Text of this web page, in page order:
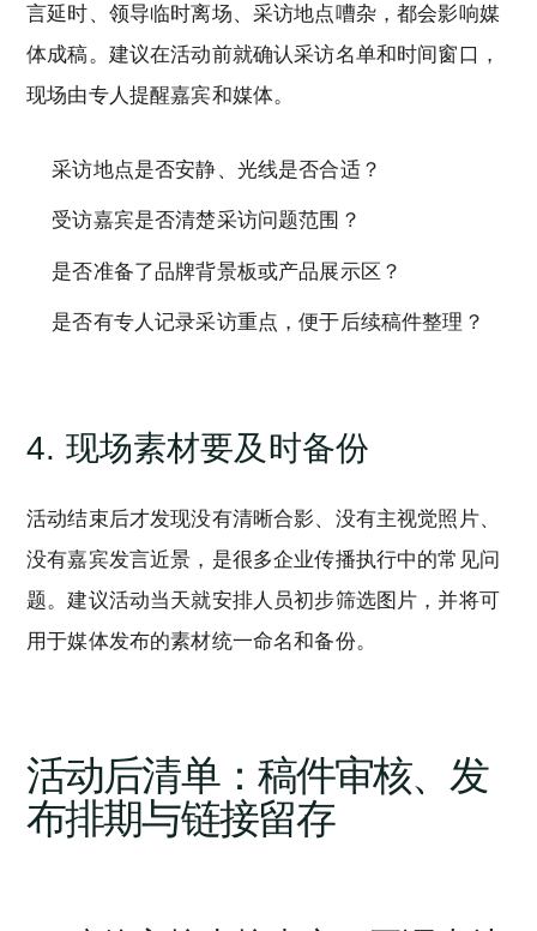
言延时、领导临时离场、采访地点嘈杂，都会影响媒
体成稿。建议在活动前就确认采访名单和时间窗口，
现场由专人提醒嘉宾和媒体。
采访地点是否安静、光线是否合适？
受访嘉宾是否清楚采访问题范围？
是否准备了品牌背景板或产品展示区？
是否有专人记录采访重点，便于后续稿件整理？
4. 现场素材要及时备份
活动结束后才发现没有清晰合影、没有主视觉照片、
没有嘉宾发言近景，是很多企业传播执行中的常见问
题。建议活动当天就安排人员初步筛选图片，并将可
用于媒体发布的素材统一命名和备份。
活动后清单：稿件审核、发
布排期与链接留存